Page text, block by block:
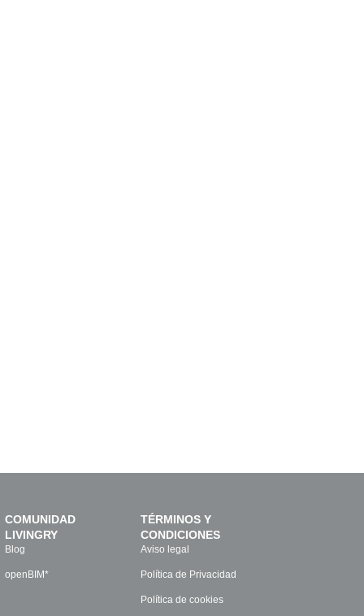
COMUNIDAD
LIVINGRY
Blog
openBIM*
TÉRMINOS Y
CONDICIONES
Aviso legal
Política de Privacidad
Política de cookies